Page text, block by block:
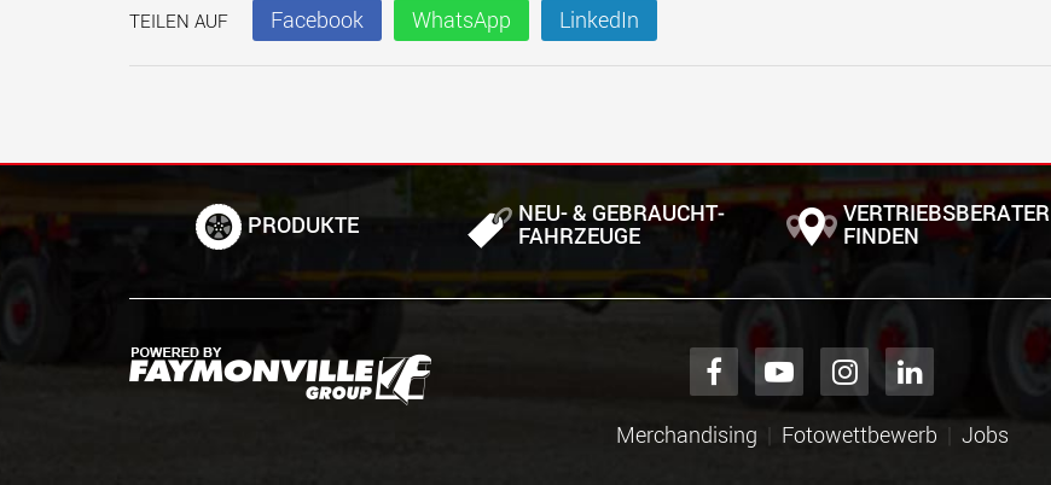
TEILEN AUF Facebook WhatsApp LinkedIn
PRODUKTE NEU- & GEBRAUCHT­
FAHRZEUGE
VERTRIEBSBERATER
FINDEN
Merchandising Fotowettbewerb Jobs